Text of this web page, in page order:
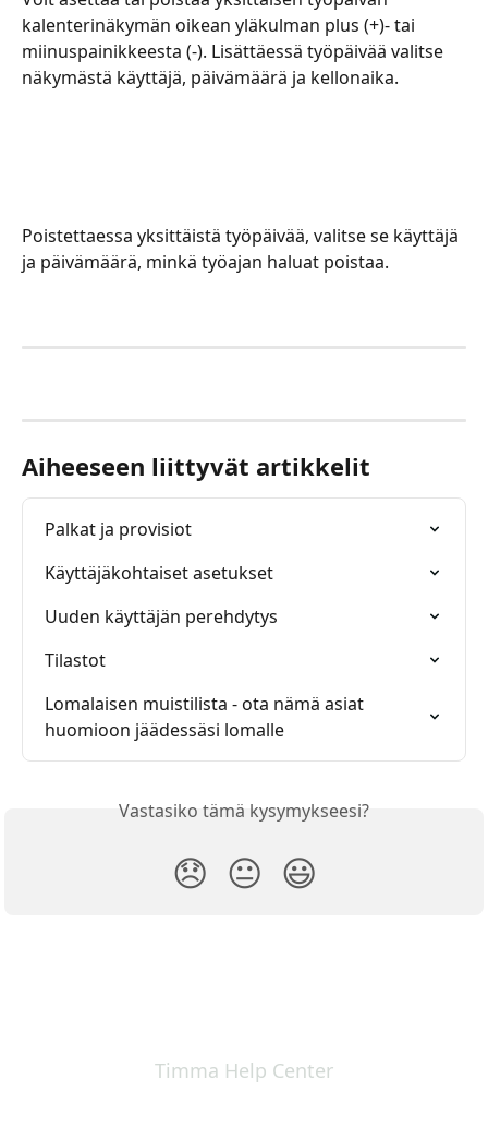
kalenterinäkymän oikean yläkulman plus (+)- tai
miinuspainikkeesta (-). Lisättäessä työpäivää valitse
näkymästä käyttäjä, päivämäärä ja kellonaika.
Poistettaessa yksittäistä työpäivää, valitse se käyttäjä
ja päivämäärä, minkä työajan haluat poistaa.
Aiheeseen liittyvät artikkelit
Palkat ja provisiot
Käyttäjäkohtaiset asetukset
Uuden käyttäjän perehdytys
Tilastot
Lomalaisen muistilista - ota nämä asiat
huomioon jäädessäsi lomalle
Vastasiko tämä kysymykseesi?
😞 😐 😃
Timma Help Center